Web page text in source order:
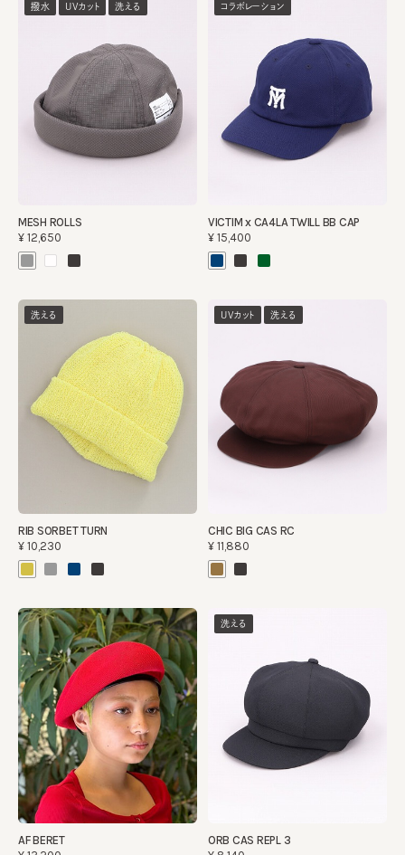
撥水 UVカット 洗える
MESH ROLLS
¥12,650
コラボレーション
VICTIM x CA4LA TWILL BB CAP
¥15,400
洗える
RIB SORBET TURN
¥10,230
UVカット 洗える
CHIC BIG CAS RC
¥11,880
AF BERET
洗える
ORB CAS REPL 3